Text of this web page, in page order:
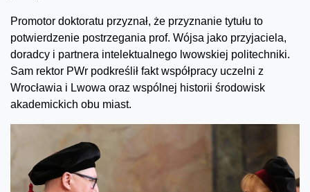
Promotor doktoratu przyznał, że przyznanie tytułu to
potwierdzenie postrzegania prof. Wójsa jako przyjaciela,
doradcy i partnera intelektualnego lwowskiej politechniki.
Sam rektor PWr podkreślił fakt współpracy uczelni z
Wrocławia i Lwowa oraz wspólnej historii środowisk
akademickich obu miast.